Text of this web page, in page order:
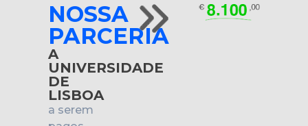
NOSSA
PARCERIA
A
UNIVERSIDADE
DE
LISBOA
a serem